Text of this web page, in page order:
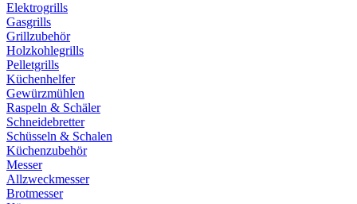
Elektrogrills
Gasgrills
Grillzubehör
Holzkohlegrills
Pelletgrills
Küchenhelfer
Gewürzmühlen
Raspeln & Schäler
Schneidebretter
Schüsseln & Schalen
Küchenzubehör
Messer
Allzweckmesser
Brotmesser